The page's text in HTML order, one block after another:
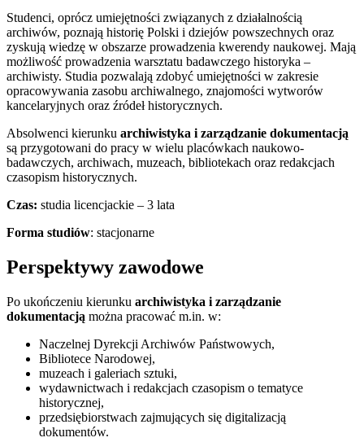
Studenci, oprócz umiejętności związanych z działalnością
archiwów, poznają historię Polski i dziejów powszechnych oraz
zyskują wiedzę w obszarze prowadzenia kwerendy naukowej. Mają
możliwość prowadzenia warsztatu badawczego historyka –
archiwisty. Studia pozwalają zdobyć umiejętności w zakresie
opracowywania zasobu archiwalnego, znajomości wytworów
kancelaryjnych oraz źródeł historycznych.
Absolwenci kierunku archiwistyka i zarządzanie dokumentacją
są przygotowani do pracy w wielu placówkach naukowo-
badawczych, archiwach, muzeach, bibliotekach oraz redakcjach
czasopism historycznych.
Czas: studia licencjackie – 3 lata
Forma studiów: stacjonarne
Perspektywy zawodowe
Po ukończeniu kierunku archiwistyka i zarządzanie
dokumentacją można pracować m.in. w:
Naczelnej Dyrekcji Archiwów Państwowych,
Bibliotece Narodowej,
muzeach i galeriach sztuki,
wydawnictwach i redakcjach czasopism o tematyce
historycznej,
przedsiębiorstwach zajmujących się digitalizacją
dokumentów.